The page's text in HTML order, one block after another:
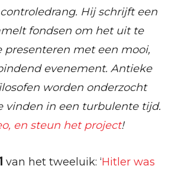
Hij schrijft een
fondsen om het uit te
presenteren met een mooi,
evenement. Antieke
worden onderzocht
vinden in een turbulente tijd.
en steun het project!
van het tweeluik: ‘Hitler was